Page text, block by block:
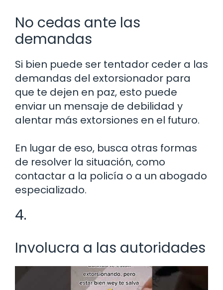
No cedas ante las
demandas
Si bien puede ser tentador ceder a las
demandas del extorsionador para
que te dejen en paz, esto puede
enviar un mensaje de debilidad y
alentar más extorsiones en el futuro.
En lugar de eso, busca otras formas
de resolver la situación, como
contactar a la policía o a un abogado
especializado.
4.
Involucra a las autoridades